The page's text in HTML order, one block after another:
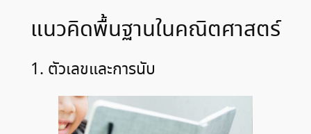
แนวคิดพื้นฐานในคณิตศาสตร์
1. ตัวเลขและการนับ